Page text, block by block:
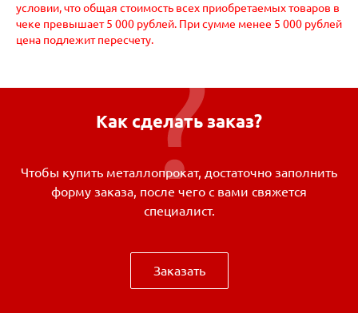
условии, что общая стоимость всех приобретаемых товаров в
чеке превышает 5 000 рублей. При сумме менее 5 000 рублей
цена подлежит пересчету.
Как сделать заказ?
Чтобы купить металлопрокат, достаточно заполнить
форму заказа, после чего с вами свяжется
специалист.
Заказать